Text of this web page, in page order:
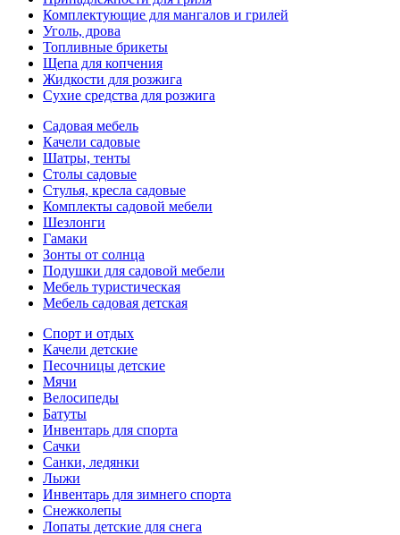
Комплектующие для мангалов и грилей
Уголь, дрова
Топливные брикеты
Щепа для копчения
Жидкости для розжига
Сухие средства для розжига
Садовая мебель
Качели садовые
Шатры, тенты
Столы садовые
Стулья, кресла садовые
Комплекты садовой мебели
Шезлонги
Гамаки
Зонты от солнца
Подушки для садовой мебели
Мебель туристическая
Мебель садовая детская
Спорт и отдых
Качели детские
Песочницы детские
Мячи
Велосипеды
Батуты
Инвентарь для спорта
Сачки
Санки, ледянки
Лыжи
Инвентарь для зимнего спорта
Снежколепы
Лопаты детские для снега